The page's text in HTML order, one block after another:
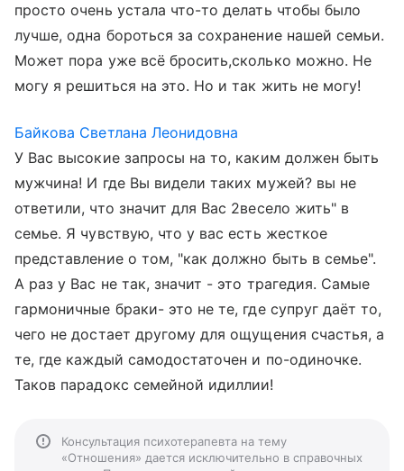
просто очень устала что-то делать чтобы было
лучше, одна бороться за сохранение нашей семьи.
Может пора уже всё бросить,сколько можно. Не
могу я решиться на это. Но и так жить не могу!
Байкова Светлана Леонидовна
У Вас высокие запросы на то, каким должен быть
мужчина! И где Вы видели таких мужей? вы не
ответили, что значит для Вас 2весело жить" в
семье. Я чувствую, что у вас есть жесткое
представление о том, "как должно быть в семье".
А раз у Вас не так, значит - это трагедия. Самые
гармоничные браки- это не те, где супруг даёт то,
чего не достает другому для ощущения счастья, а
те, где каждый самодостаточен и по-одиночке.
Таков парадокс семейной идиллии!
Консультация психотерапевта на тему
«Отношения» дается исключительно в справочных